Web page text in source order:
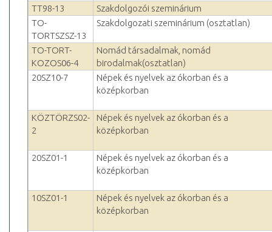
TT98-13
Szakdolgozói szeminárium
TO-
TORTSZSZ-13
Szakdolgozati szeminárium (osztatlan)
TO-TORT-
KOZOS06-4
Nomád társadalmak, nomád
birodalmak(osztatlan)
20SZ10-7
Népek és nyelvek az ókorban és a
középkorban
KÖZTÖRZS02-
2
Népek és nyelvek az ókorban és a
középkorban
20SZ01-1
Népek és nyelvek az ókorban és a
középkorban
10SZ01-1
Népek és nyelvek az ókorban és a
középkorban